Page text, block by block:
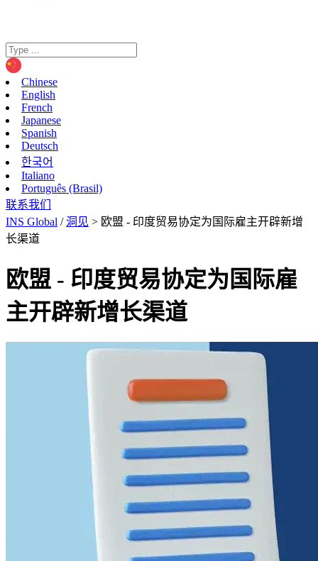
Chinese
English
French
Japanese
Spanish
Deutsch
한국어
Italiano
Português (Brasil)
联系我们
INS Global /洞见 > 欧盟 - 印度贸易协定为国际雇主开辟新增
长渠道
欧盟 - 印度贸易协定为国际雇
主开辟新增长渠道